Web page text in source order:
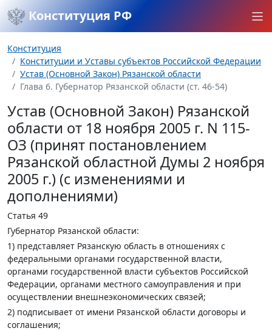
Конституция РФ
Конституция
Конституции и Уставы субъектов Российской Федерации
Устав (Основной Закон) Рязанской области
Глава 6. Губернатор Рязанской области (ст. 46-54)
Устав (Основной Закон) Рязанской
области от 18 ноября 2005 г. N 115-
ОЗ (принят постановлением
Рязанской областной Думы 2 ноября
2005 г.) (с изменениями и
дополнениями)
Статья 49
Губернатор Рязанской области:
1) представляет Рязанскую область в отношениях с
федеральными органами государственной власти,
органами государственной власти субъектов Российской
Федерации, органами местного самоуправления и при
осуществлении внешнеэкономических связей;
2) подписывает от имени Рязанской области договоры и
соглашения;